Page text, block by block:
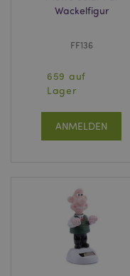
Wackelfigur
FF136
659 auf
Lager
ANMELDEN